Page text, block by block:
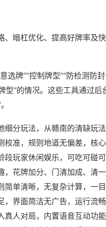
、暗杠优化、提高好牌率及
牌”“控制牌型”“防检测防封
型”的情况。这些工具通过后
分玩法，从赣南的清缺玩
校准，规则地道无偏差，核
玩家休闲娱乐，可吃可碰
花牌加分、门清加成、清
单清晰，无复杂计算，一
界面简洁无广告，运行流
人对局，内置语音互动功